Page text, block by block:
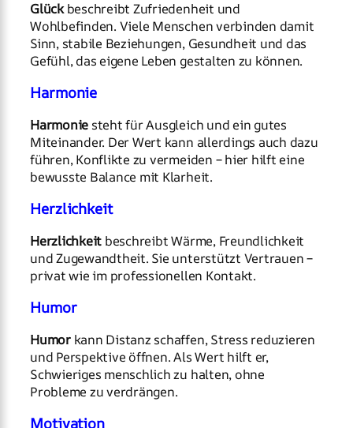
Glückbeschreibt Zufriedenheit und
Wohlbefinden. Viele Menschen verbinden damit
Sinn, stabile Beziehungen, Gesundheit und das
Gefühl, das eigene Leben gestalten zu können.
Harmonie
Harmonie steht für Ausgleich und ein gutes
Miteinander. Der Wert kann allerdings auch dazu
führen, Konflikte zu vermeiden – hier hilft eine
bewusste Balance mit Klarheit.
Herzlichkeit
Herzlichkeit beschreibt Wärme, Freundlichkeit
und Zugewandtheit. Sie unterstützt Vertrauen –
privat wie im professionellen Kontakt.
Humor
Humorkann Distanz schaffen, Stress reduzieren
und Perspektive öffnen. Als Wert hilft er,
Schwieriges menschlich zu halten, ohne
Probleme zu verdrängen.
Motivation